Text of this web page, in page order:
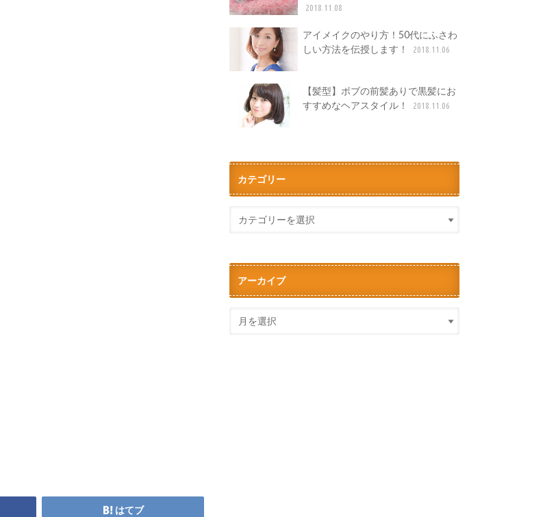
はてブ
2018.11.08
アイメイクのやり方！50代にふさわ
しい方法を伝授します！
2018.11.06
【髪型】ボブの前髪ありで黒髪にお
すすめなヘアスタイル！
2018.11.06
カテゴリー
アーカイブ